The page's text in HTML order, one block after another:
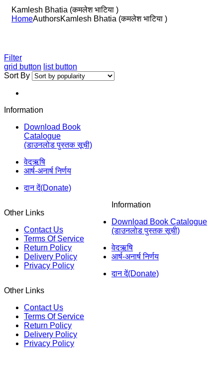
Kamlesh Bhatia (कमलेश भाटिया )
HomeAuthorsKamlesh Bhatia (कमलेश भाटिया )
Filter
grid button list button
Sort By
Information
Download Book
Catalogue
(डाउनलोड पुस्तक सूची)
वेदऋषि
आर्ष-अनार्ष निर्णय
दान दें(Donate)
Other Links
Contact Us
Terms Of Service
Return Policy
Delivery Policy
Privacy Policy
Information
Download Book Catalogue
(डाउनलोड पुस्तक सूची)
वेदऋषि
आर्ष-अनार्ष निर्णय
दान दें(Donate)
Other Links
Contact Us
Terms Of Service
Return Policy
Delivery Policy
Privacy Policy